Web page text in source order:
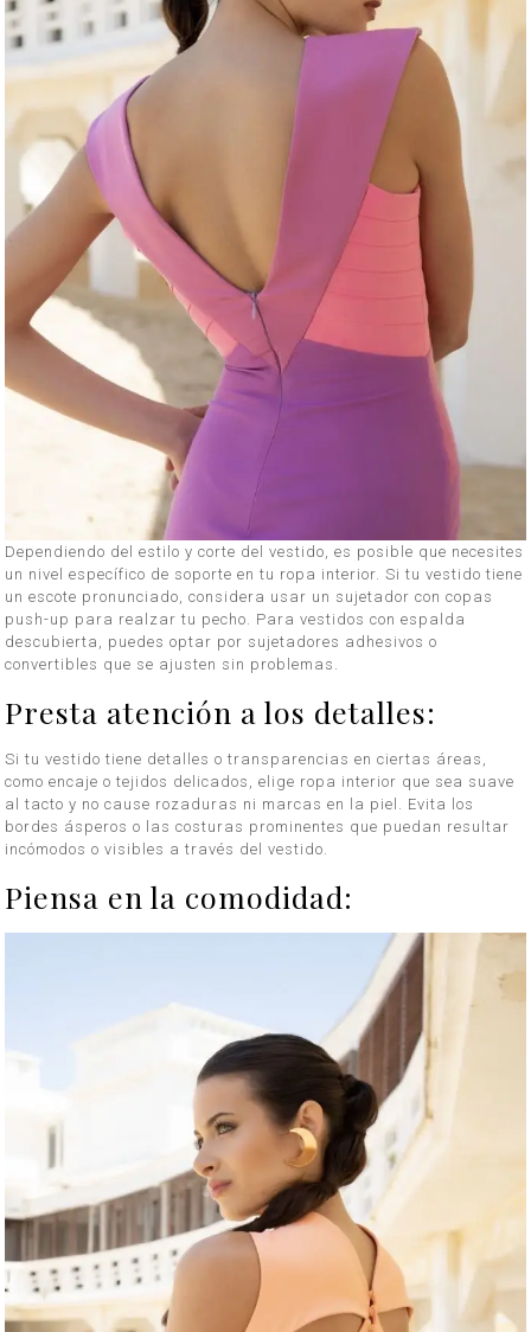
Dependiendo del estilo y corte del vestido, es posible que necesites
un nivel específico de soporte en tu ropa interior. Si tu vestido tiene
un escote pronunciado, considera usar un sujetador con copas
push-up para realzar tu pecho. Para vestidos con espalda
descubierta, puedes optar por sujetadores adhesivos o
convertibles que se ajusten sin problemas.
Presta atención a los detalles:
Si tu vestido tiene detalles o transparencias en ciertas áreas,
como encaje o tejidos delicados, elige ropa interior que sea suave
al tacto y no cause rozaduras ni marcas en la piel. Evita los
bordes ásperos o las costuras prominentes que puedan resultar
incómodos o visibles a través del vestido.
Piensa en la comodidad: